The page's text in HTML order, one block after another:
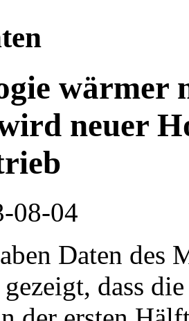
wärmer
neuer
08-04
Daten des
dass